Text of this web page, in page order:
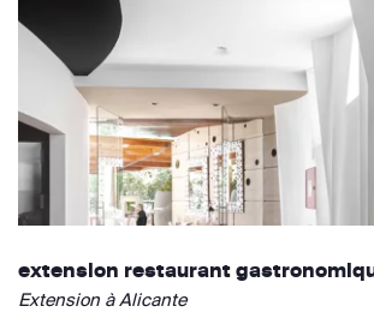
extension restaurant
Extension à Alicante